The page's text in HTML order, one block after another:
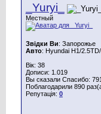
_Yuryi_
Местный
Звідки Ви: Запорожье
Авто: Hyundai H1/2.5TD/
Вік: 38
Дописи: 1.019
Вы сказали Спасибо: 791
Поблагодарили 890
Репутація: 0